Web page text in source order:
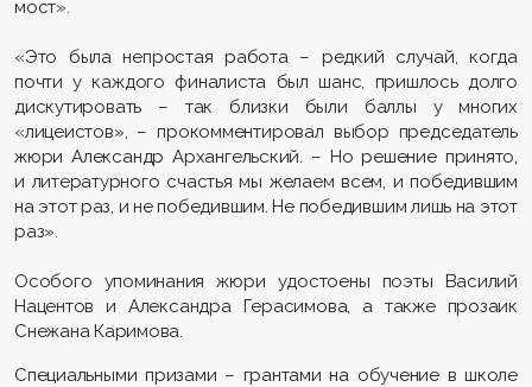
мост».
«Это была непростая работа – редкий случай, когда
почти у каждого финалиста был шанс, пришлось долго
дискутировать – так близки были баллы у многих
«лицеистов», – прокомментировал выбор председатель
жюри Александр Архангельский. – Но решение принято,
и литературного счастья мы желаем всем, и победившим
на этот раз, и не победившим. Не победившим лишь на этот
раз».
Особого упоминания жюри удостоены поэты Василий
Нацентов и Александра Герасимова, а также прозаик
Снежана Каримова.
Специальными призами – грантами на обучение в школе